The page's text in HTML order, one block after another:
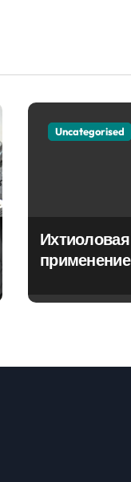
Uncategorised